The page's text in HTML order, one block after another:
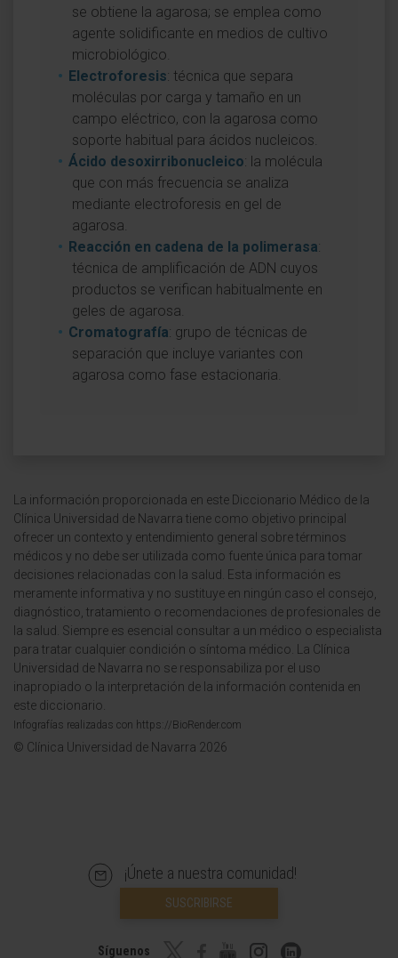
se obtiene la agarosa; se emplea como
agente solidificante en medios de cultivo
microbiológico.
Electroforesis: técnica que separa
moléculas por carga y tamaño en un
campo eléctrico, con la agarosa como
soporte habitual para ácidos nucleicos.
Ácido desoxirribonucleico: la molécula
que con más frecuencia se analiza
mediante electroforesis en gel de
agarosa.
Reacción en cadena de la polimerasa:
técnica de amplificación de ADN cuyos
productos se verifican habitualmente en
geles de agarosa.
Cromatografía: grupo de técnicas de
separación que incluye variantes con
agarosa como fase estacionaria.
La información proporcionada en este Diccionario Médico de la
Clínica Universidad de Navarra tiene como objetivo principal
ofrecer un contexto y entendimiento general sobre términos
médicos y no debe ser utilizada como fuente única para tomar
decisiones relacionadas con la salud. Esta información es
meramente informativa y no sustituye en ningún caso el consejo,
diagnóstico, tratamiento o recomendaciones de profesionales de
la salud. Siempre es esencial consultar a un médico o especialista
para tratar cualquier condición o síntoma médico. La Clínica
Universidad de Navarra no se responsabiliza por el uso
inapropiado o la interpretación de la información contenida en
este diccionario.
Infografías realizadas con https://BioRender.com
© Clínica Universidad de Navarra 2026
¡Únete a nuestra comunidad!
SUSCRIBIRSE
Síguenos